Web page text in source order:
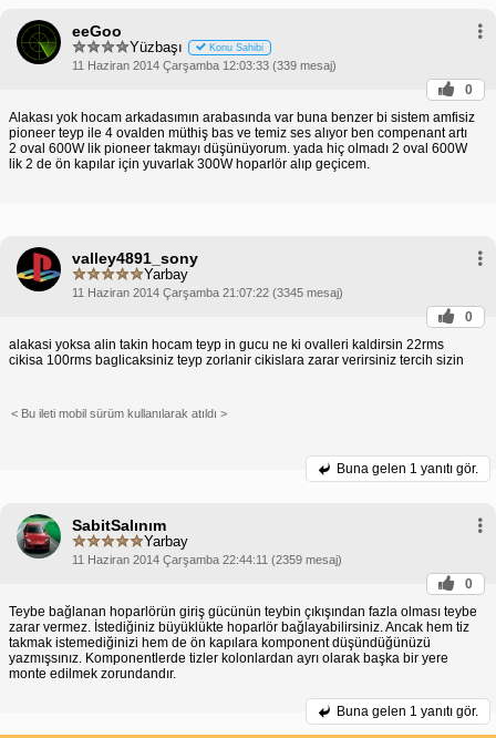
Hoparlör Konumlandırması:
akustik özelliklerine uygun şekilde konumlandır.
kullanmadan hoparlörlerden elde edeceğin ses
gücü sınırlı olacaktır. Amfisiz hoparlörler, masaüstü
bilgisayarlar, dizüstü bilgisayarlar veya taşınabilir
müzik çalarlar gibi düşük güçlü ses kaynaklarıyla iyi
önünde bulundur:
kullanacağını (müzik, film, oyun) belirle.
Güç Kapasitesi:Hoparlörlerin güç kapasitesinin
Boyut ve Taşınabilirlik:Hoparlörlerin boyutunu ve
taşınabilirlik gereksinimlerini dikkate al.
güçlendirmek için özel olarak tasarlanmıştır. Bu
bas deneyimi sunabilir. Ancak, amfisiz bass
hoparlörlerin daha yüksek güç tüketimi ve daha
eeGoo
Yüzbaşı Konu Sahibi
11 Haziran 2014 Çarşamba 12:03:33 (339 mesaj)
0
Alakası yok hocam arkadasımın arabasında var buna benzer bi sistem amfisiz
pioneer teyp ile 4 ovalden müthiş bas ve temiz ses alıyor ben compenant artı
2 oval 600W lik pioneer takmayı düşünüyorum. yada hiç olmadı 2 oval 600W
lik 2 de ön kapılar için yuvarlak 300W hoparlör alıp geçicem.
valley4891_sony
Yarbay
11 Haziran 2014 Çarşamba 21:07:22 (3345 mesaj)
0
alakasi yoksa alin takin hocam teyp in gucu ne ki ovalleri kaldirsin 22rms
cikisa 100rms baglicaksiniz teyp zorlanir cikislara zarar verirsiniz tercih sizin
< Bu ileti mobil sürüm kullanılarak atıldı >
Buna gelen 1 yanıtı gör.
SabitSalınım
Yarbay
11 Haziran 2014 Çarşamba 22:44:11 (2359 mesaj)
0
Teybe bağlanan hoparlörün giriş gücünün teybin çıkışından fazla olması teybe
zarar vermez. İstediğiniz büyüklükte hoparlör bağlayabilirsiniz. Ancak hem tiz
takmak istemediğinizi hem de ön kapılara komponent düşündüğünüzü
yazmışsınız. Komponentlerde tizler kolonlardan ayrı olarak başka bir yere
monte edilmek zorundandır.
Buna gelen 1 yanıtı gör.